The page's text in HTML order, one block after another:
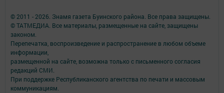
© 2011 - 2026. Знамя газета Буинского района. Все права защищены.
© ТАТМЕДИА. Все материалы, размещенные на сайте, защищены
законом.
Перепечатка, воспроизведение и распространение в любом объеме
информации,
размещенной на сайте, возможна только с письменного согласия
редакций СМИ.
При поддержке Республиканского агентства по печати и массовым
коммуникациям.